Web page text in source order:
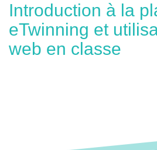
Introduction à la
eTwinning et
web en classe